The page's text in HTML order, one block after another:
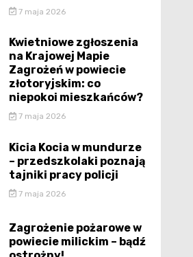
7 maja 2026
Kwietniowe zgłoszenia
na Krajowej Mapie
Zagrożeń w powiecie
złotoryjskim: co
niepokoi mieszkańców?
7 maja 2026
Kicia Kocia w mundurze
– przedszkolaki poznają
tajniki pracy policji
7 maja 2026
Zagrożenie pożarowe w
powiecie milickim – bądź